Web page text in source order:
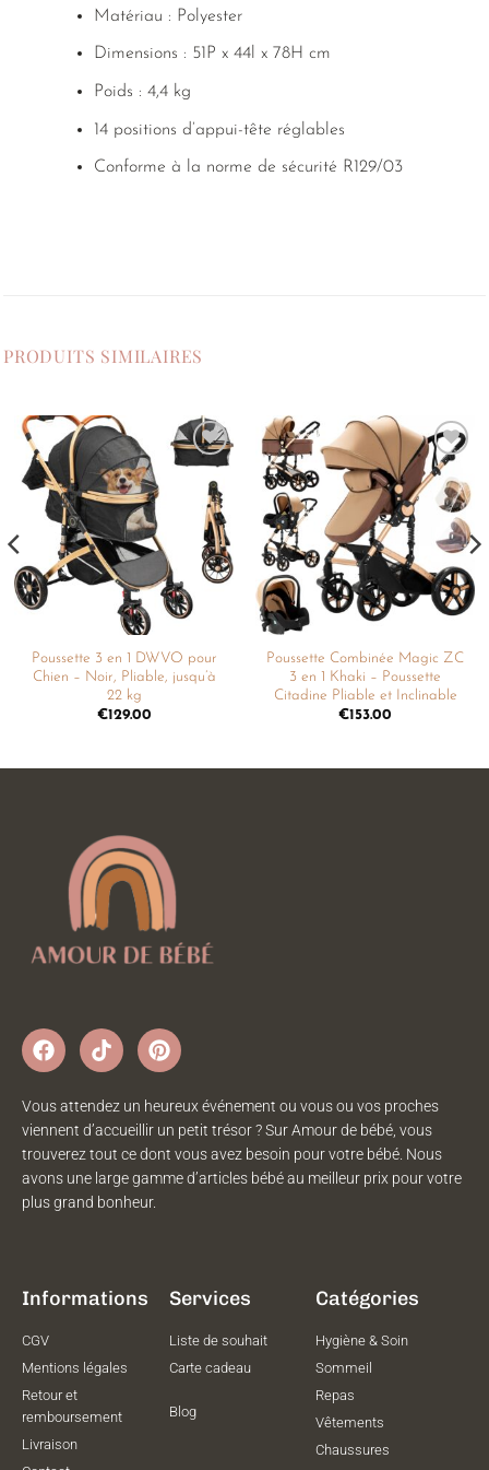
Matériau : Polyester
Dimensions : 51P x 44l x 78H cm
Poids : 4,4 kg
14 positions d’appui-tête réglables
Conforme à la norme de sécurité R129/03
PRODUITS SIMILAIRES
Ajouter
à la
liste de
souhaits
Poussette 3 en 1 DWVO pour
Chien – Noir, Pliable, jusqu’à
22 kg
€129.00
Ajouter
à la
liste de
souhaits
Poussette Combinée Magic ZC
3 en 1 Khaki – Poussette
Citadine Pliable et Inclinable
€153.00
Vous attendez un heureux événement ou vous ou vos proches
viennent d’accueillir un petit trésor ? Sur Amour de bébé, vous
trouverez tout ce dont vous avez besoin pour votre bébé. Nous
avons une large gamme d’articles bébé au meilleur prix pour votre
plus grand bonheur.
Informations
CGV
Mentions légales
Retour et
remboursement
Livraison
Services
Liste de souhait
Carte cadeau
Blog
Catégories
Hygiène & Soin
Sommeil
Repas
Vêtements
Chaussures